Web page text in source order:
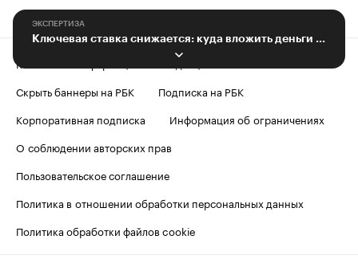
ЭКСПЕРТИЗА
Контактная информация
Редакция
Скрыть баннеры на РБК
Подписка на РБК
Корпоративная подписка
Информация об ограничениях
О соблюдении авторских прав
Пользовательское соглашение
Политика в отношении обработки персональных данных
Политика обработки файлов cookie